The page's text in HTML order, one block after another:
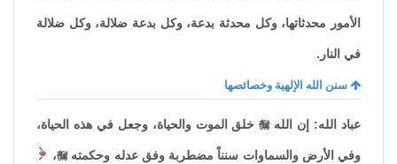
الأمور محدثاتها، وكل محدثة بدعة، وكل بدعة ضلالة، وكل ضلالة
في النار.
سنن الله الإلهية وخصائصها
عباد الله: إن اللهخلق الموت والحياة، وجعل في هذه الحياة،
وفي الأرض والسماوات سنناً مضطربة وفق عدله وحكمته،